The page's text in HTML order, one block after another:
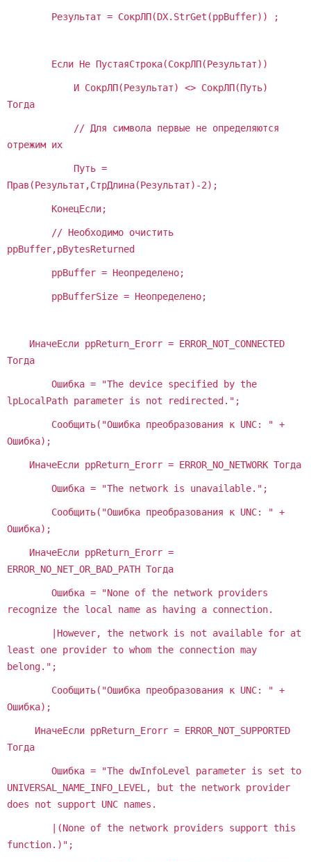
Результат = СокрЛП(DX.StrGet(ppBuffer)) ;
Если Не ПустаяСтрока(СокрЛП(Результат))
И СокрЛП(Результат) <> СокрЛП(Путь)
Тогда
// Для символа первые не определяются
отрежим их
Путь =
Прав(Результат,СтрДлина(Результат)-2);
КонецЕсли;
// Необходимо очистить
ppBuffer,pBytesReturned
ppBuffer = Неопределено;
ppBufferSize = Неопределено;
ИначеЕсли ppReturn_Erorr = ERROR_NOT_CONNECTED
Тогда
Ошибка = "The device specified by the
lpLocalPath parameter is not redirected.";
Сообщить("Ошибка преобразования к UNC: " +
Ошибка);
ИначеЕсли ppReturn_Erorr = ERROR_NO_NETWORK Тогда
Ошибка = "The network is unavailable.";
Сообщить("Ошибка преобразования к UNC: " +
Ошибка);
ИначеЕсли ppReturn_Erorr =
ERROR_NO_NET_OR_BAD_PATH Тогда
Ошибка = "None of the network providers
recognize the local name as having a connection.
|However, the network is not available for at
least one provider to whom the connection may
belong.";
Сообщить("Ошибка преобразования к UNC: " +
Ошибка);
ИначеЕсли ppReturn_Erorr = ERROR_NOT_SUPPORTED
Тогда
Ошибка = "The dwInfoLevel parameter is set to
UNIVERSAL_NAME_INFO_LEVEL, but the network provider
does not support UNC names.
|(None of the network providers support this
function.)";